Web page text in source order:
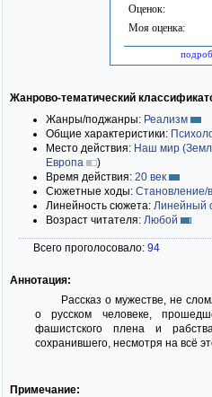
Оценок:
Моя оценка:
Жанрово-тематический
Жанры/поджанры: Реализм
Общие характеристики:
Место действия: Наш мир
Европа
)
Время действия: 20 век
Сюжетные ходы: Становление/
Линейность сюжета: Линейный
Возраст читателя: Любой
Всего проголосовало: 94
Аннотация:
Рассказ о мужестве, не
о русском человеке,
фашистского плена и
сохранившего, несмотря на всё
Примечание: